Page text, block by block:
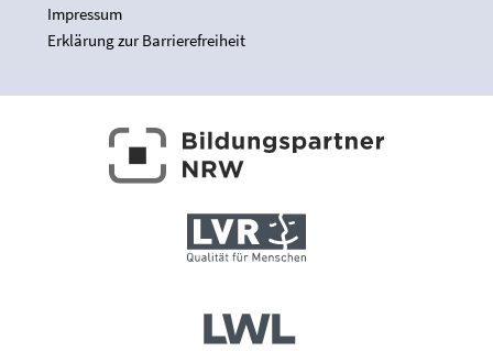
Impressum
Erklärung zur Barrierefreiheit